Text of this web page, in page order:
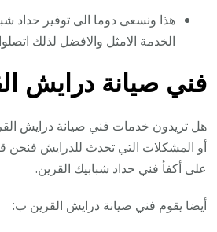
هذا ونسعى دوما الى توفير حداد
الخدمة الامثل والافضل لذلك
فني صيانة درايش
هل تريدون خدمات فني صيانة درايش
أو المشكلات التي تحدث للدرايش فنحن
على أكفأ فني حداد شبابيك القرين.
أيضا يقوم فني صيانة درايش القرين ب: